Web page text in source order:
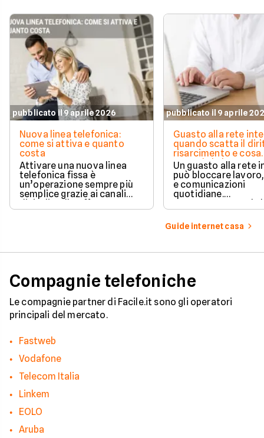
pubblicato il 9 aprile 2026
Nuova linea telefonica:
come si attiva e quanto
costa
Attivare una nuova linea
telefonica fissa è
un’operazione sempre più
semplice grazie ai canali
digitali e alle offerte
integrate con internet casa.
pubblicato il 9 aprile
Guasto alla rete
quando scatta il
risarcimento e cosa
prevede la legge
Un guasto alla rete
può bloccare
e comunicazioni
quotidiane.
Fortunatamente, la
prevede strumenti
per ottenere un
risarcimento in
Guide internet casa
Compagnie telefoniche
Le compagnie partner di Facile.it sono gli operatori
principali del mercato.
Fastweb
Vodafone
Telecom Italia
Linkem
EOLO
Aruba